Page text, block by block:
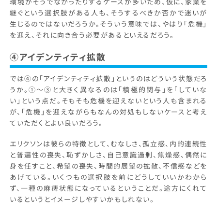
継ぐという選択肢がある人も、そうするべきか否かで迷いが
生じるのではないだろうか。そういう意味では、やはり「危機」
を迎え、それに向き合う必要があるといえるだろう。
④アイデンティティ拡散
では④の「アイデンティティ拡散」というのはどういう状態だろ
うか。①～③と大きく異なるのは「積極的関与」を「していな
い」という点だ。そもそも危機を迎えないという人も含まれる
が、「危機」を迎えながらもなんの対処もしないケースと考え
ていただくとよい良いだろう。
エリクソンは彼らの特徴として、むなしさ、孤立感、内的連続性
と普遍性の喪失、恥ずかしさ、自己意識過剰、焦燥感、偶然に
身を任すこと、希望の喪失、時間的展望の拡散、不信感などを
あげている。いくつもの選択肢を前にどうしていいかわから
ず、一種の麻痺状態になっているということだ。途方にくれて
いるというとイメージしやすいかもしれない。